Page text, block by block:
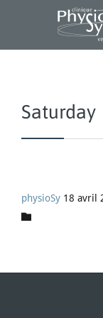
Saturday
physioSy 18 avril
Category